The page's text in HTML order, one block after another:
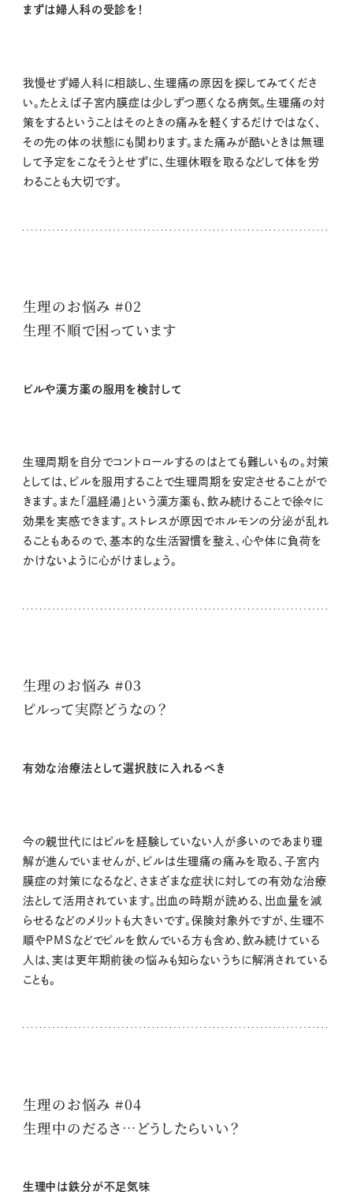
まずは婦人科の受診を！
我慢せず婦人科に相談し、生理痛の原因を探してみてくださ
い。たとえば子宮内膜症は少しずつ悪くなる病気。生理痛の対
策をするということはそのときの痛みを軽くするだけではなく、
その先の体の状態にも関わります。また痛みが酷いときは無理
して予定をこなそうとせずに、生理休暇を取るなどして体を労
わることも大切です。
生理のお悩み #02
生理不順で困っています
ピルや漢方薬の服用を検討して
生理周期を自分でコントロールするのはとても難しいもの。対策
としては、ピルを服用することで生理周期を安定させることがで
きます。また「温経湯」という漢方薬も、飲み続けることで徐々に
効果を実感できます。ストレスが原因でホルモンの分泌が乱れ
ることもあるので、基本的な生活習慣を整え、心や体に負荷を
かけないように心がけましょう。
生理のお悩み #03
ピルって実際どうなの？
有効な治療法として選択肢に入れるべき
今の親世代にはピルを経験していない人が多いのであまり理
解が進んでいませんが、ピルは生理痛の痛みを取る、子宮内
膜症の対策になるなど、さまざまな症状に対しての有効な治療
法として活用されています。出血の時期が読める、出血量を減
らせるなどのメリットも大きいです。保険対象外ですが、生理不
順やPMSなどでピルを飲んでいる方も含め、飲み続けている
人は、実は更年期前後の悩みも知らないうちに解消されている
ことも。
生理のお悩み #04
生理中のだるさ…どうしたらいい？
生理中は鉄分が不足気味